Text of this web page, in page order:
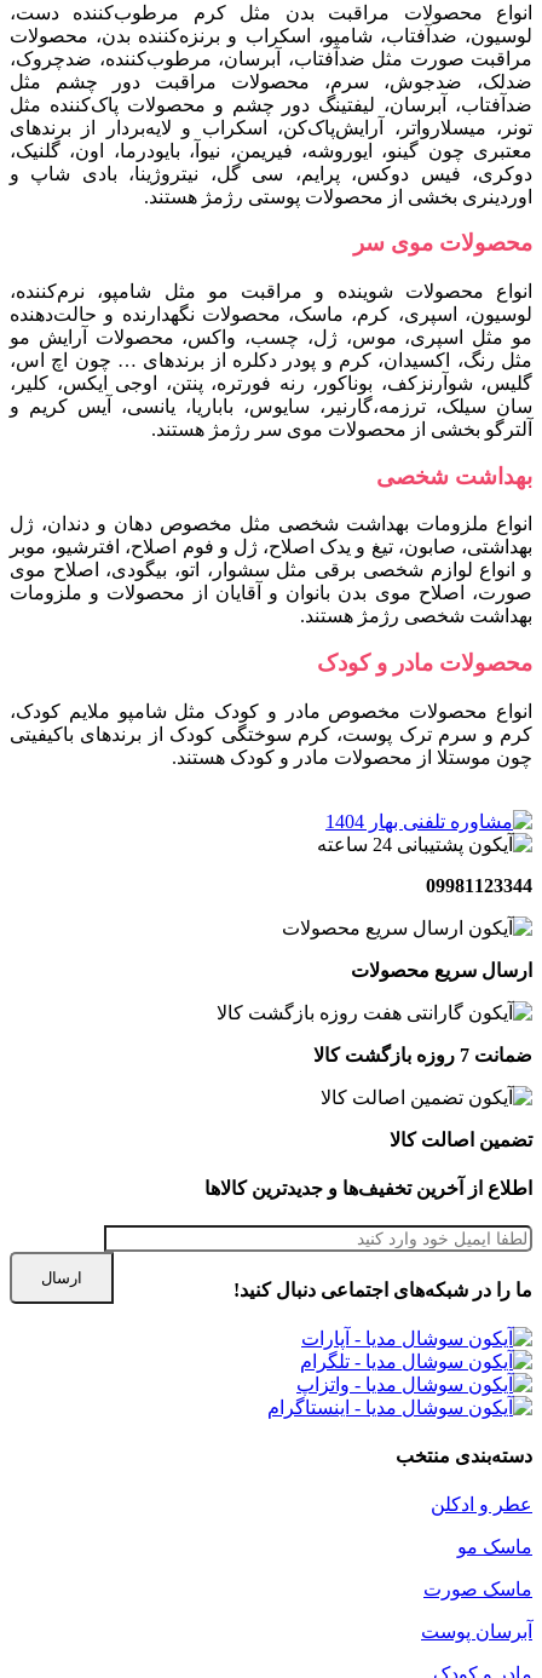
انواع محصولات مراقبت بدن مثل کرم مرطوب‌کننده دست،
لوسیون، ضدآفتاب، شامپو، اسکراب و برنزه‌کننده بدن، محصولات
مراقبت صورت مثل ضدآفتاب، آبرسان، مرطوب‌کننده، ضدچروک،
ضدلک، ضدجوش، سرم، محصولات مراقبت دور چشم مثل
ضدآفتاب، آبرسان، لیفتینگ دور چشم و محصولات پاک‌کننده مثل
تونر، میسلارواتر، آرایش‌پاک‌کن، اسکراب و لایه‌بردار از برندهای
معتبری چون گینو، ایوروشه، فیری‍من، نیوآ، بایودرما، اون، گلنیک،
دوکری، فیس‌ دوکس، پرایم، سی‌ گل، نیتروژینا، بادی‌ شاپ و
اوردینری بخشی از محصولات پوستی رژمژ هستند.
محصولات موی سر
انواع محصولات شوینده و مراقبت مو مثل شامپو، نرم‌کننده،
لوسیون، اسپری، کرم، ماسک، محصولات نگهدارنده و حالت‌دهنده
مو مثل اسپری، موس، ژل، چسب، واکس، محصولات آرایش مو
مثل رنگ، اکسیدان، کرم و پودر دکلره از برندهای … چون اچ اس،
گلیس، شوآرنزکف، بوناکور، رنه فورتره، پنتن، اوجی ایکس، کلیر،
سان سیلک، ترزمه،گارنیر، سایوس، باباریا، یانسی، آیس کریم و
آلترگو بخشی از محصولات موی سر رژمژ هستند.
بهداشت شخصی
انواع ملزومات بهداشت شخصی مثل مخصوص دهان و دندان، ژل
بهداشتی، صابون، تیغ و یدک اصلاح، ژل و فوم اصلاح، افترشیو، موبر
و انواع لوازم شخصی برقی مثل سشوار، اتو، بیگودی، اصلاح موی
صورت، اصلاح موی بدن بانوان و آقایان از محصولات و ملزومات
بهداشت شخصی رژمژ هستند.
محصولات مادر و کودک
انواع محصولات مخصوص مادر و کودک مثل شامپو ملایم کودک،
کرم و سرم ترک پوست، کرم سوختگی کودک از برندهای باکیفیتی
چون موستلا از محصولات مادر و کودک هستند.
09981123344
ارسال سریع محصولات
ضمانت 7 روزه بازگشت کالا
تضمین اصالت کالا
اطلاع از آخرین تخفیف‌ها و جدیدترین کالاها
ما را در شبكه‌های اجتماعی دنبال کنید!
دسته‌بندی منتخب
عطر و ادکلن
ماسک مو
ماسک صورت
آبرسان پوست